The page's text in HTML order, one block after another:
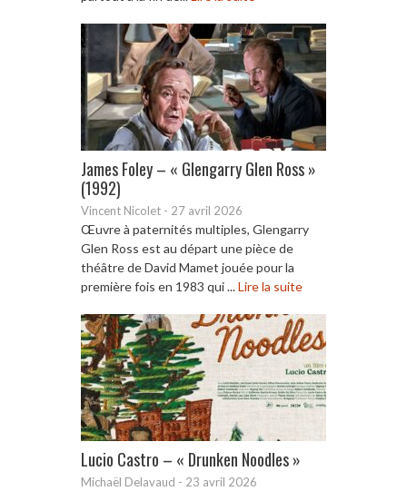
James Foley – « Glengarry Glen Ross »
(1992)
Vincent Nicolet - 27 avril 2026
Œuvre à paternités multiples, Glengarry
Glen Ross est au départ une pièce de
théâtre de David Mamet jouée pour la
première fois en 1983 qui ...Lire la suite
Lucio Castro – « Drunken Noodles »
Michaël Delavaud - 23 avril 2026